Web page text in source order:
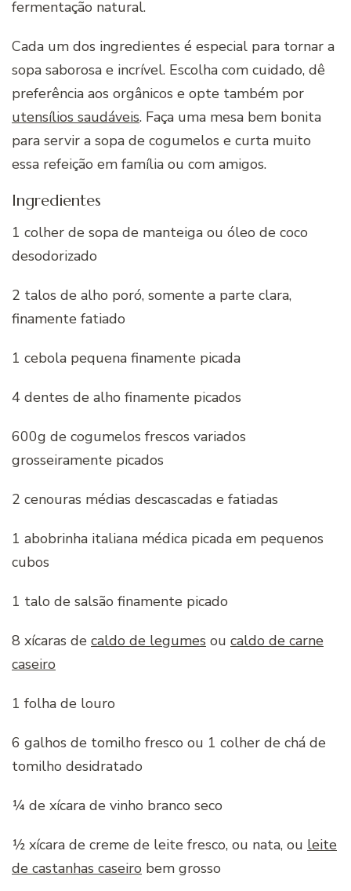
fermentação natural.
Cada um dos ingredientes é especial para tornar a
sopa saborosa e incrível. Escolha com cuidado, dê
preferência aos orgânicos e opte também por
utensílios saudáveis. Faça uma mesa bem bonita
para servir a sopa de cogumelos e curta muito
essa refeição em família ou com amigos.
Ingredientes
1 colher de sopa de manteiga ou óleo de coco
desodorizado
2 talos de alho poró, somente a parte clara,
finamente fatiado
1 cebola pequena finamente picada
4 dentes de alho finamente picados
600g de cogumelos frescos variados
grosseiramente picados
2 cenouras médias descascadas e fatiadas
1 abobrinha italiana médica picada em pequenos
cubos
1 talo de salsão finamente picado
8 xícaras de caldo de legumes ou caldo de carne
caseiro
1 folha de louro
6 galhos de tomilho fresco ou 1 colher de chá de
tomilho desidratado
¼ de xícara de vinho branco seco
½ xícara de creme de leite fresco, ou nata, ou leite
de castanhas caseiro bem grosso